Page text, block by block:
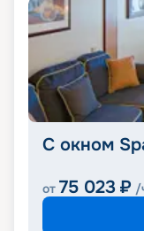
С окном
от 75 023 ₽ /